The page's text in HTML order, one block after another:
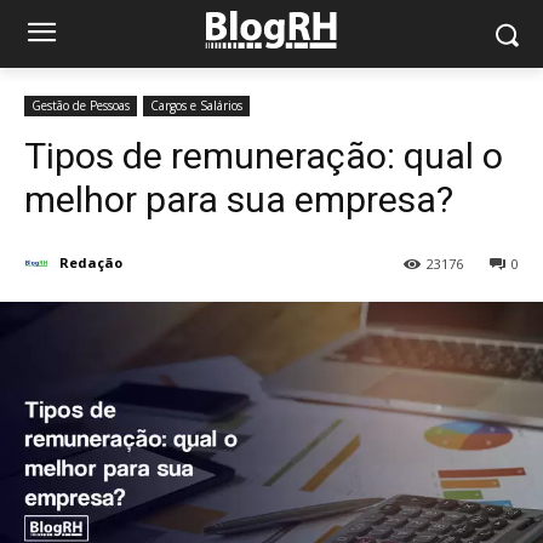
Gestão de Pessoas Cargos e Salários
Tipos de remuneração: qual o
melhor para sua empresa?
Redação 0
23176